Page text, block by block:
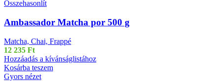
Összehasonlít
Ambassador Matcha por 500 g
Matcha, Chai, Frappé
12 235 Ft
Hozzáadás a kívánságlistához
Kosárba teszem
Gyors nézet